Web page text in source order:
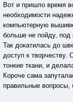
Вот и пришло время
необходимости
компьютерную
больше не пойду, под
Так докатилась до
доступ к
тонкие ткани, и
Короче сама
правильные вопросы,